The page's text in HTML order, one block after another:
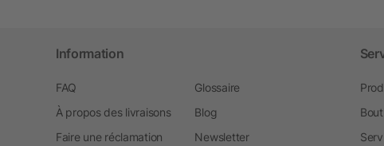
Information
FAQ
À propos des livraisons
Faire une réclamation
Glossaire
Blog
Newsletter